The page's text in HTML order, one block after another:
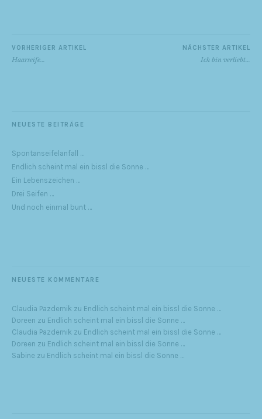
VORHERIGER ARTIKEL
Haarseife…
NÄCHSTER ARTIKEL
Ich bin verliebt…
NEUESTE BEITRÄGE
Spontanseifelanfall …
Endlich scheint mal ein bissl die Sonne …
Ein Lebenszeichen …
Drei Seifen …
Und noch einmal bunt …
NEUESTE KOMMENTARE
Claudia Pazdernik zu Endlich scheint mal ein bissl die Sonne …
Doreen zu Endlich scheint mal ein bissl die Sonne …
Claudia Pazdernik zu Endlich scheint mal ein bissl die Sonne …
Doreen zu Endlich scheint mal ein bissl die Sonne …
Sabine zu Endlich scheint mal ein bissl die Sonne …